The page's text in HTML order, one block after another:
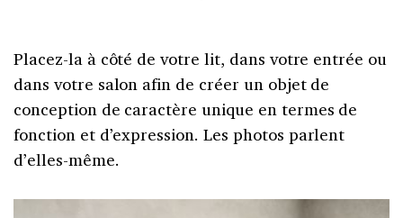
Placez-la à côté de votre lit, dans votre entrée ou
dans votre salon afin de créer un objet de
conception de caractère unique en termes de
fonction et d’expression. Les photos parlent
d’elles-même.